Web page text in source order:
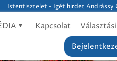
Istentisztelet - Igét hirdet Andrássy
Kapcsolat